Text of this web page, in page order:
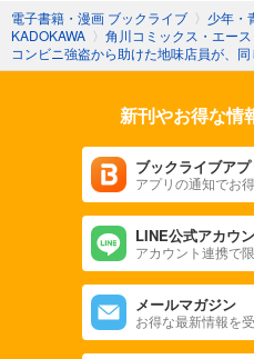
電子書籍・漫画 ブックライブ 〉 少年・
KADOKAWA 〉 角川コミックス・エース
コンビニ強盗から助けた地味店員が、
新刊やお得な情
ブックライブアプ
アプリの通知でお
LINE公式アカウ
アカウント連携で
メールマガジン
お得な最新情報を